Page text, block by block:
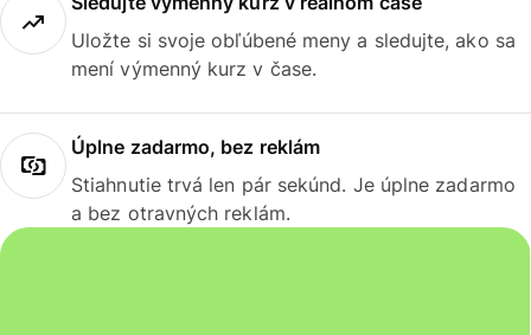
Uložte si svoje obľúbené meny a sledujte, ako sa
mení výmenný kurz v čase.
Úplne zadarmo, bez reklám
Stiahnutie trvá len pár sekúnd. Je úplne zadarmo
a bez otravných reklám.